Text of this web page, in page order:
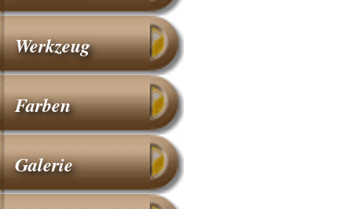
Werkzeug
Farben
Galerie